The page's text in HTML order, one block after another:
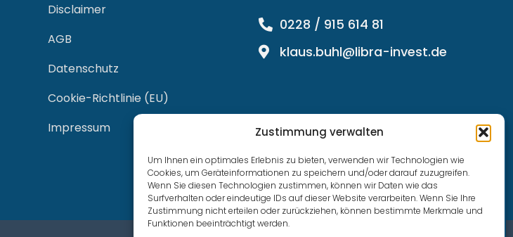
Zustimmung verwalten
Um Ihnen ein optimales Erlebnis zu bieten, verwenden wir Technologien wie
Cookies, um Geräteinformationen zu speichern und/oder darauf zuzugreifen.
Wenn Sie diesen Technologien zustimmen, können wir Daten wie das
Surfverhalten oder eindeutige IDs auf dieser Website verarbeiten. Wenn Sie Ihre
Zustimmung nicht erteilen oder zurückziehen, können bestimmte Merkmale und
Funktionen beeinträchtigt werden.
Disclaimer
AGB
Datenschutz
Cookie-Richtlinie (EU)
Impressum
0228 / 915 614 81
klaus.buhl@libra-invest.de